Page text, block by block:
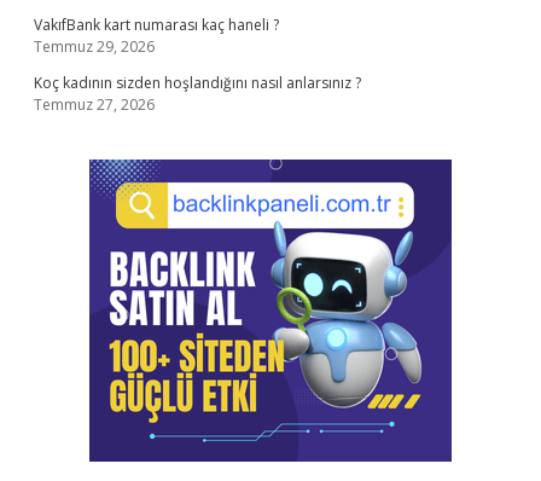
VakıfBank kart numarası kaç haneli ?
Temmuz 29, 2026
Koç kadının sizden hoşlandığını nasıl anlarsınız ?
Temmuz 27, 2026